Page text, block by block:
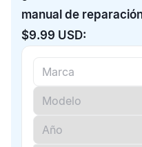
manual de
$9.99 USD: